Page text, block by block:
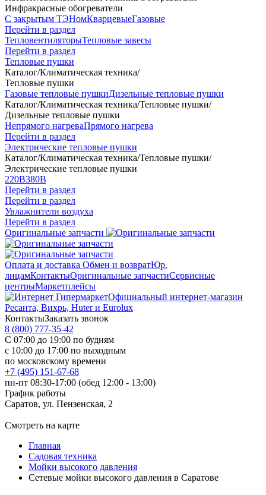
Инфракрасные обогреватели
С закрытым ТЭНомКварцевыеГазовые
Перейти в раздел
ТепловентиляторыТепловые завесы
Перейти в раздел
Тепловые пушки
Каталог/Климатическая техника/
Тепловые пушки
Газовые тепловые пушкиДизельные тепловые пушки
Каталог/Климатическая техника/Тепловые пушки/
Дизельные тепловые пушки
Непрямого нагреваПрямого нагрева
Перейти в раздел
Электрические тепловые пушки
Каталог/Климатическая техника/Тепловые пушки/
Электрические тепловые пушки
220В380В
Перейти в раздел
Перейти в раздел
Увлажнители воздуха
Перейти в раздел
Оригинальные запчасти
Оплата и доставка Обмен и возвратЮр.
лицамКонтактыОригинальные запчастиСервисные
центрыМаркетплейсы
Официальный интернет-магазин
Ресанта, Вихрь, Huter и Eurolux
КонтактыЗаказать звонок
8 (800) 777-35-42
С 07:00 до 19:00 по будням
с 10:00 до 17:00 по выходным
по московскому времени
+7 (495) 151-67-68
пн-пт 08:30-17:00 (обед 12:00 - 13:00)
График работы
Саратов, ул. Пензенская, 2
Смотреть на карте
Главная
Садовая техника
Мойки высокого давления
Сетевые мойки высокого давления в Саратове